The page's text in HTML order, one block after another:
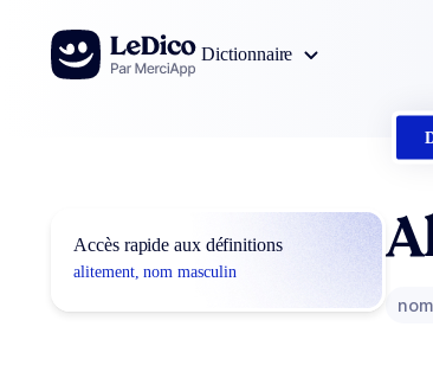
Aller au contenu
Dictionnaire
Accès rapide aux définitions
alitement, nom masculin